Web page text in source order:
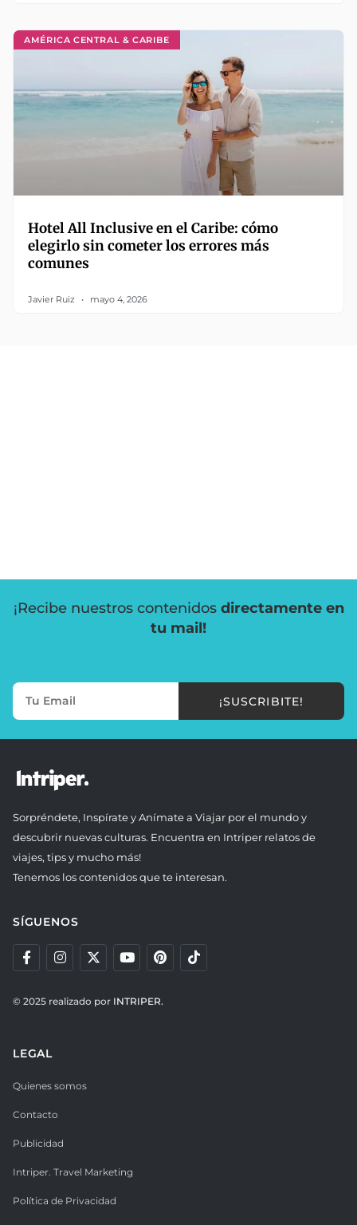
AMÉRICA CENTRAL & CARIBE
Hotel All Inclusive en el Caribe: cómo
elegirlo sin cometer los errores más
comunes
Javier Ruiz mayo 4, 2026
¡Recibe nuestros contenidos directamente en
tu mail!
¡SUSCRIBITE!
Sorpréndete, Inspírate y Anímate a Viajar por el mundo y
descubrir nuevas culturas. Encuentra en Intriper relatos de
viajes, tips y mucho más!
Tenemos los contenidos que te interesan.
SÍGUENOS
© 2025 realizado por INTRIPER.
LEGAL
Quienes somos
Contacto
Publicidad
Intriper. Travel Marketing
Política de Privacidad